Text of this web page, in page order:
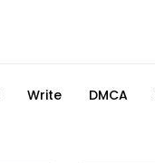
Write DMCA